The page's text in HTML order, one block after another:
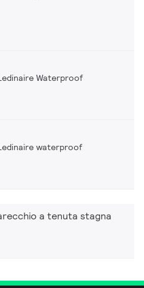
Waterproof
waterproof
a tenuta stagna